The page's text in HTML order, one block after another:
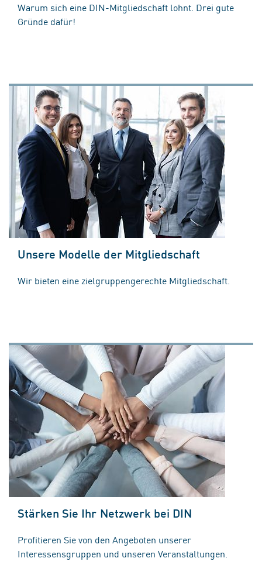
Warum sich eine DIN-Mitgliedschaft lohnt. Drei gute
Gründe dafür!
Unsere Modelle der Mitgliedschaft
Wir bieten eine zielgruppengerechte Mitgliedschaft.
Stärken Sie Ihr Netzwerk bei DIN
Profitieren Sie von den Angeboten unserer
Interessensgruppen und unseren Veranstaltungen.